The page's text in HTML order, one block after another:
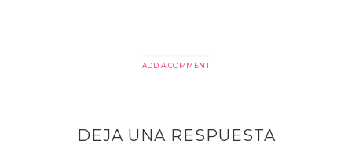
ADD A COMMENT
DEJA UNA RESPUESTA